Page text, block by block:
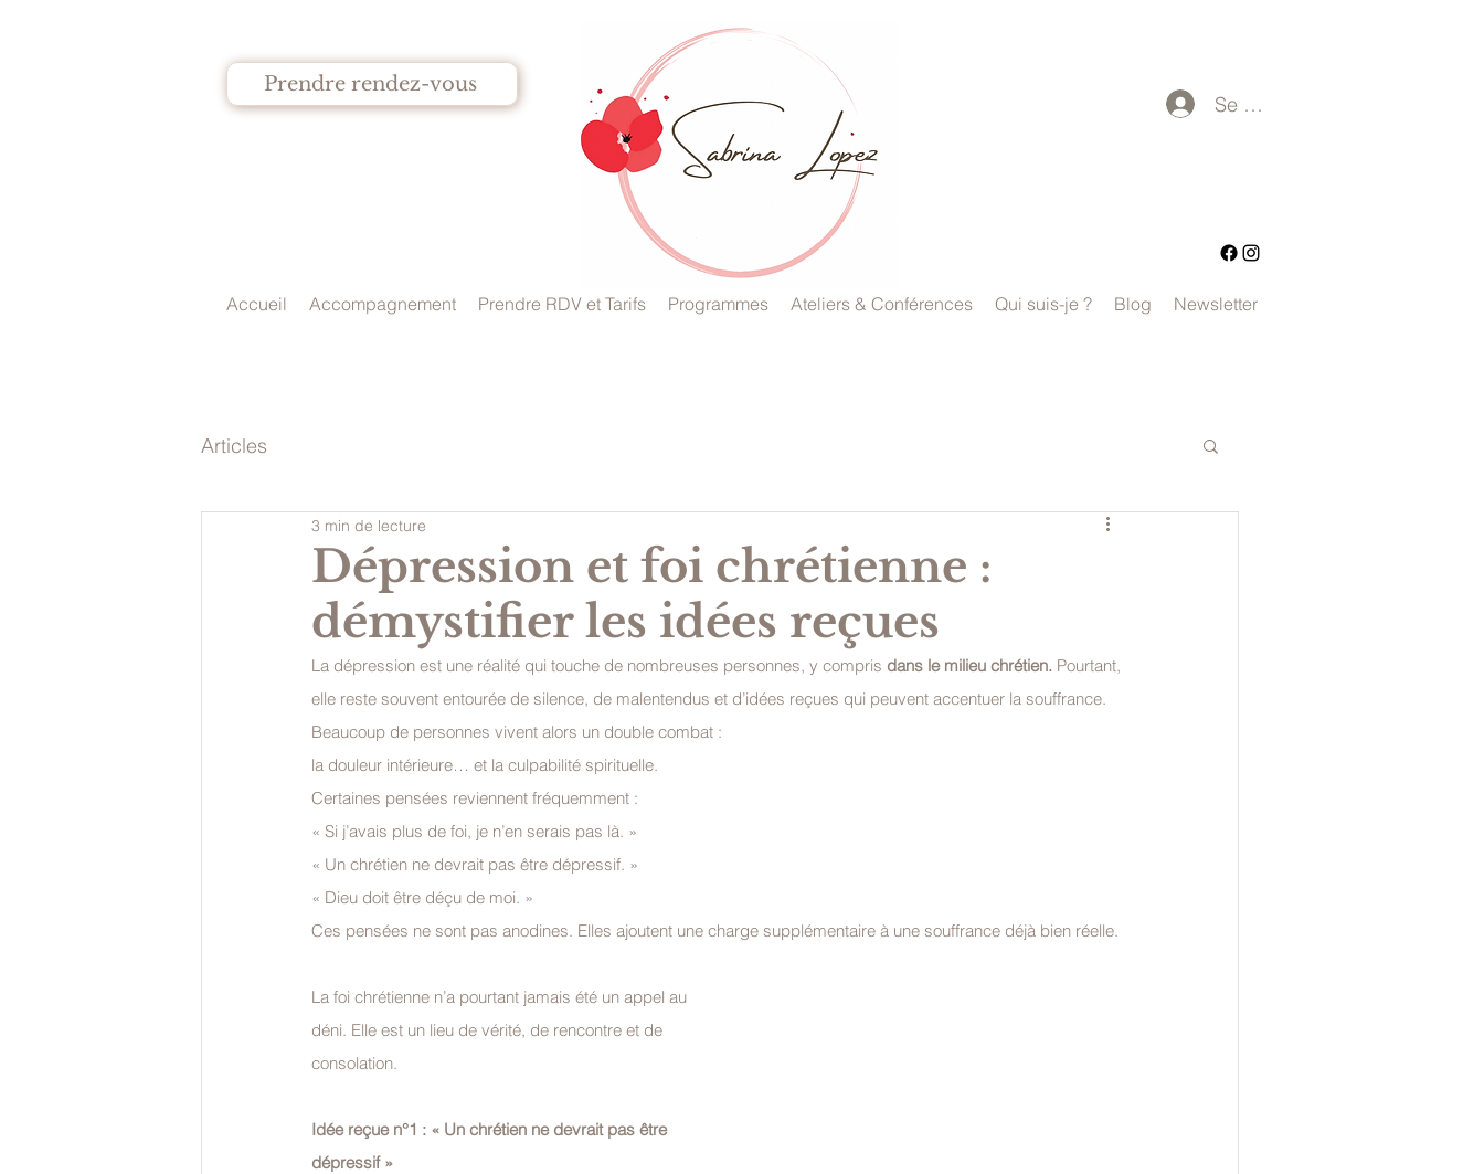
Prendre rendez-vous
Se connecter
Accueil Accompagnement Prendre RDV et Tarifs Programmes Ateliers & Conférences Qui suis-je ? Blog Newsletter
Articles
Dépression et foi chrétienne :
démystifier les idées reçues
3 min de lecture
La dépression est une réalité qui touche de nombreuses personnes, y compris dans le milieu chrétien. Pourtant,
elle reste souvent entourée de silence, de malentendus et d’idées reçues qui peuvent accentuer la souffrance.
Beaucoup de personnes vivent alors un double combat :
la douleur intérieure… et la culpabilité spirituelle.
Certaines pensées reviennent fréquemment :
« Si j’avais plus de foi, je n’en serais pas là. »
« Un chrétien ne devrait pas être dépressif. »
« Dieu doit être déçu de moi. »
Ces pensées ne sont pas anodines. Elles ajoutent une charge supplémentaire à une souffrance déjà bien réelle.
La foi chrétienne n’a pourtant jamais été un appel au
déni. Elle est un lieu de vérité, de rencontre et de
consolation.
Idée reçue n°1 : « Un chrétien ne devrait pas être
dépressif »